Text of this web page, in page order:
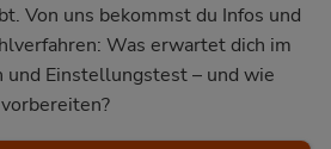
Von uns bekommst du Infos und
Was erwartet dich im
Einstellungstest – und wie